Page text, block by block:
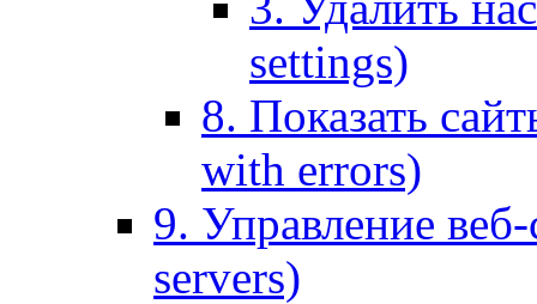
settings)
8. Показать
with errors)
9. Управление
servers)